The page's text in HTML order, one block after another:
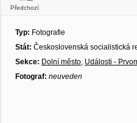
Předchozí
Typ: Fotografie
Stát: Československá socialistická
Sekce: Dolní město, Události -
Fotograf: neuveden